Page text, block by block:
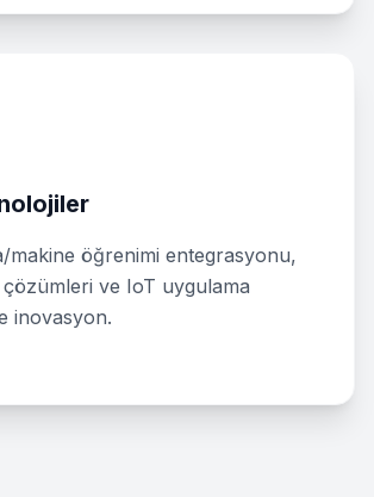
makine öğrenimi entegrasyonu,
ve IoT uygulama
inovasyon.